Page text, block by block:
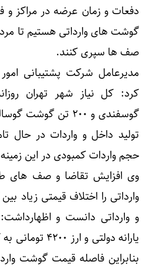
دفعات و زمان عرضه در مراکز
گوشت های وارداتی هستیم تا
صف ها سپری کنند.
مدیرعامل شرکت پشتیبانی
گوسفندی و ۲۰۰ تن
تولید داخل و واردات در حال
حجم واردات کمبودی در این
وی افزایش تقاضا و صف های
وارداتی را اختلاف قیمتی زیاد
و وارداتی دانست و
یارانه دولتی و
بنابراین فاصله قیمت گوشت